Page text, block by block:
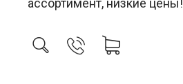
ассортимент, низкие цены!